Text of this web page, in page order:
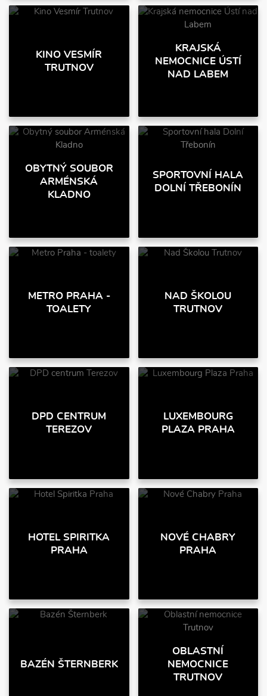
KINO VESMÍR
TRUTNOV
KRAJSKÁ
NEMOCNICE ÚSTÍ
NAD LABEM
OBYTNÝ SOUBOR
ARMÉNSKÁ
KLADNO
SPORTOVNÍ HALA
DOLNÍ TŘEBONÍN
METRO PRAHA -
TOALETY
NAD ŠKOLOU
TRUTNOV
DPD CENTRUM
TEREZOV
LUXEMBOURG
PLAZA PRAHA
HOTEL SPIRITKA
PRAHA
NOVÉ CHABRY
PRAHA
BAZÉN ŠTERNBERK
OBLASTNÍ
NEMOCNICE
TRUTNOV